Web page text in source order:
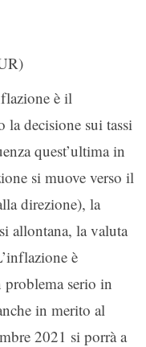
è il
decisione sui tassi
quest’ultima in
si muove verso il
direzione), la
allontana, la valuta
è
serio in
in merito al
2021 si porrà a